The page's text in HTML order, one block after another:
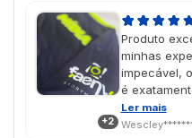
+2
Produto
minhas
impecável,
é
dentro do
perfeito
Ler mais